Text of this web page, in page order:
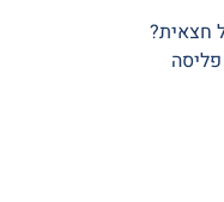
חצאית?